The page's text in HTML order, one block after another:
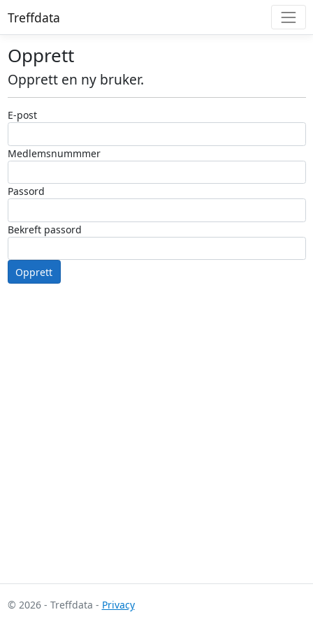
Treffdata
Opprett
Opprett en ny bruker.
E-post
Medlemsnummmer
Passord
Bekreft passord
Opprett
© 2026 - Treffdata - Privacy